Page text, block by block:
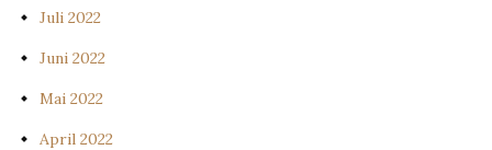
Juli 2022
Juni 2022
Mai 2022
April 2022